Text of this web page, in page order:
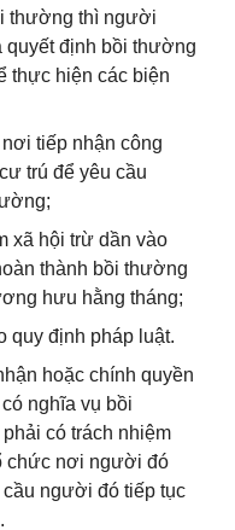
thường thì người
định bồi thường
thực hiện các biện
tiếp nhận công
trú để yêu cầu
xã hội trừ dần vào
thành bồi thường
hưu hằng tháng;
quy định pháp luật.
hoặc chính quyền
nghĩa vụ bồi
có trách nhiệm
chức nơi người đó
người đó tiếp tục